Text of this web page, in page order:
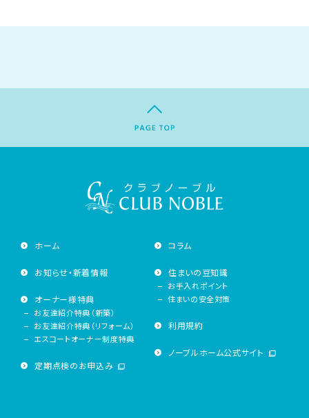
ホーム
お知らせ・新着情報
オーナー様特典
お友達紹介特典（新築）
お友達紹介特典（リフォーム）
エスコートオーナー制度特典
定期点検のお申込み
コラム
住まいの豆知識
お手入れポイント
住まいの安全対策
利用規約
ノーブルホーム公式サイト